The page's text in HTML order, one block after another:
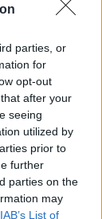
parties, or
for
opt-out
after your
seeing
utilized by
prior to
further
parties on the
may
IAB’s List of
στο
κάνει
να
στους
να